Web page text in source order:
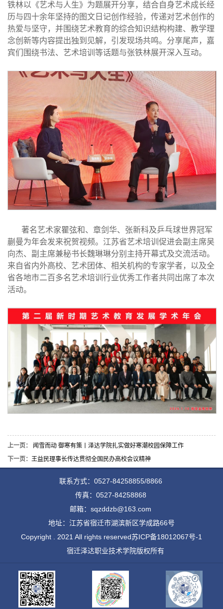
铁林以《艺术与人生》为题展开分享，结合自身艺术成长经
历与四十余年坚持的图文日记创作经验，传递对艺术创作的
热爱与坚守，并围绕艺术教育的综合知识结构构建、教学理
念创新等内容提出独到见解，引发现场共鸣。分享尾声，嘉
宾们围绕书法、艺术培训等话题与张铁林展开深入互动。
著名艺术家瞿弦和、章剑华、张新科及乒乓球世界冠军
蒯曼为年会发来祝贺视频。江苏省艺术培训促进会副主席吴
向杰、副主席兼秘书长魏琳琳分别主持开幕式及交流活动。
来自省内外高校、艺术团体、相关机构的专家学者，以及全
省各地市二百多名艺术培训行业优秀工作者共同出席了本次
活动。
上一页：
闻雪而动 御寒有策丨泽达学院扎实做好寒潮校园保障工作
下一页：王益民理事长传达贯彻全国民办高校会议精神
联系方式：0527-84258855/8866
传真：0527-84258868
邮箱：sqzddzb@163.com
地址：江苏省宿迁市湖滨新区学成路66号
Copyright . 2021 All rights reserved苏ICP备18012067号-1
宿迁泽达职业技术学院版权所有